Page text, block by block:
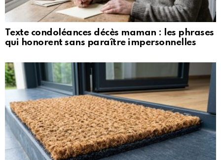
Texte condoléances décès maman : les phrases
qui honorent sans paraître impersonnelles